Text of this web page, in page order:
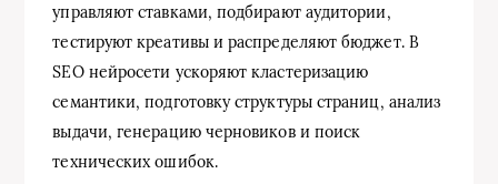
управляют ставками, подбирают аудитории,
тестируют креативы и распределяют бюджет. В
SEO нейросети ускоряют кластеризацию
семантики, подготовку структуры страниц, анализ
выдачи, генерацию черновиков и поиск
технических ошибок.